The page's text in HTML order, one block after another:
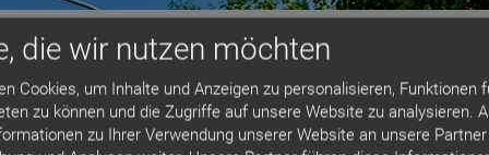
A B C D E F G H J K L M N
die wir nutzen möchten
Cookies, um Inhalte und Anzeigen zu personalisieren, Funktionen
zu können und die Zugriffe auf unsere Website zu analysieren.
zu Ihrer Verwendung unserer Website an unsere